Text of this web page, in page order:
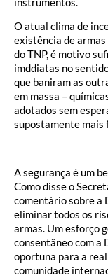
O atual clima de
existência de armas
do TNP, é motivo
imddiatas no
que baniram as
em massa –
adotados sem
supostamente mais
A segurança é um
Como disse o
comentário sobre a
eliminar todos os
armas. Um esforço
consentâneo com a
oportuna para a
comunidade